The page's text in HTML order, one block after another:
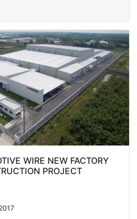
WIRE NEW FACTORY
PROJECT